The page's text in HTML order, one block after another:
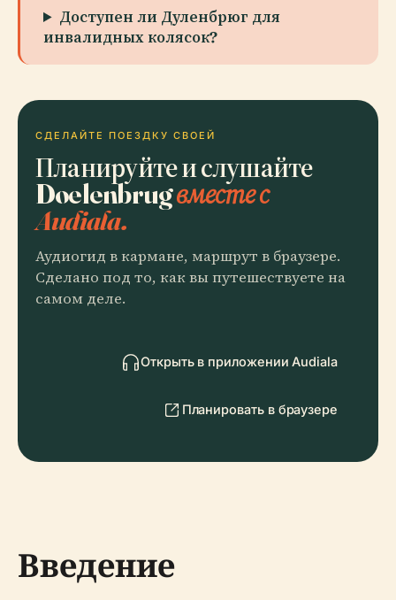
Доступен ли Дуленбрюг для
инвалидных колясок?
СДЕЛАЙТЕ ПОЕЗДКУ СВОЕЙ
Планируйте и слушайте
Doelenbrugвместе с
Audiala.
Аудиогид в кармане, маршрут в браузере.
Сделано под то, как вы путешествуете на
самом деле.
Открыть в приложении Audiala
Планировать в браузере
Введение